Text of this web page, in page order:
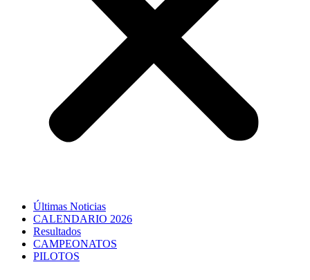
Últimas Noticias
CALENDARIO 2026
Resultados
CAMPEONATOS
PILOTOS